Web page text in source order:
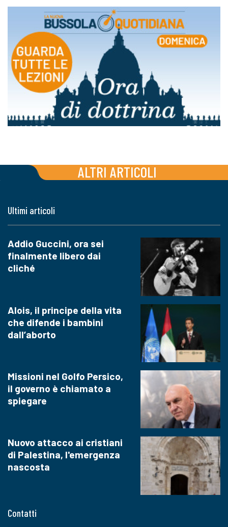
ALTRI ARTICOLI
Contatti
Ultimi articoli
Addio Guccini, ora sei
finalmente libero dai
cliché
Alois, il principe della vita
che difende i bambini
dall’aborto
Missioni nel Golfo Persico,
il governo è chiamato a
spiegare
Nuovo attacco ai cristiani
di Palestina, l'emergenza
nascosta